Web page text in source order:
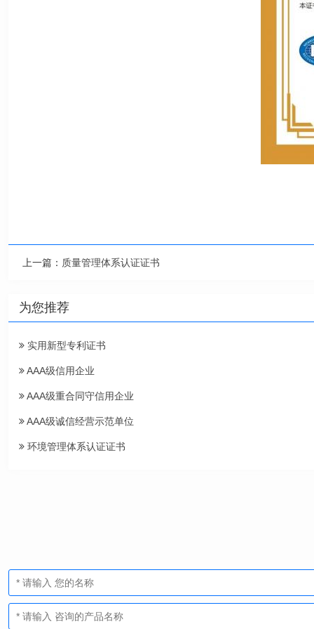
上一篇： 质量管理体系认证证书
为您推荐
实用新型专利证书
AAA级信用企业
AAA级重合同守信用企业
AAA级诚信经营示范单位
环境管理体系认证证书